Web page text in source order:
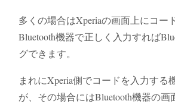
多くの場合はXperiaの画面上にコー
Bluetooth機器で正しく入力すれば
グできます。
まれにXperia側でコードを入力する
が、その場合にはBluetooth機器の画